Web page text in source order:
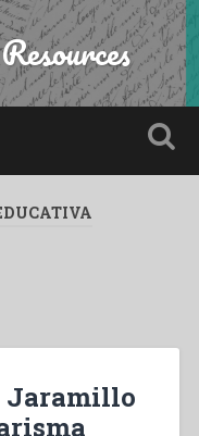
Jaramillo